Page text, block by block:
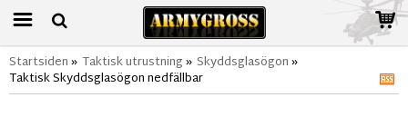
Startsiden» Taktisk utrustning» Skyddsglasögon»
Taktisk Skyddsglasögon nedfällbar